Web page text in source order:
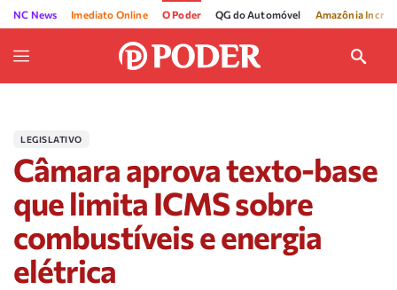
NC News Imediato Online O Poder QG do Automóvel Amazônia
LEGISLATIVO
Câmara aprova texto-base
que limita ICMS sobre
combustíveis e energia
elétrica